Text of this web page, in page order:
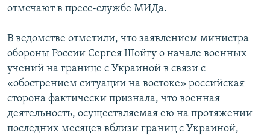
отмечают в пресс-службе МИДа.
В ведомстве отметили, что заявлением министра
обороны России Сергея Шойгу о начале военных
учений на границе с Украиной в связи с
«обострением ситуации на востоке» российская
сторона фактически признала, что военная
деятельность, осуществляемая ею на протяжении
последних месяцев вблизи границ с Украиной,